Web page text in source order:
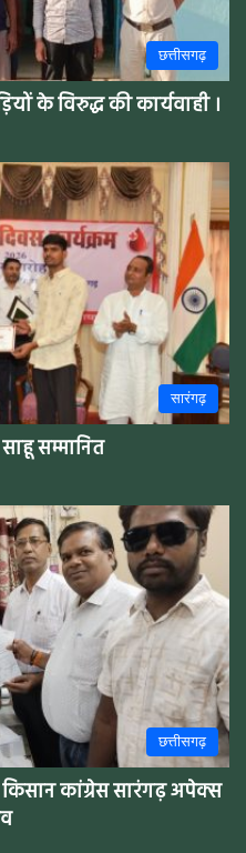
छत्तीसगढ़
के विरुद्ध की कार्यवाही ।
सारंगढ़
सम्मानित
छत्तीसगढ़
कांग्रेस सारंगढ़ अपेक्स